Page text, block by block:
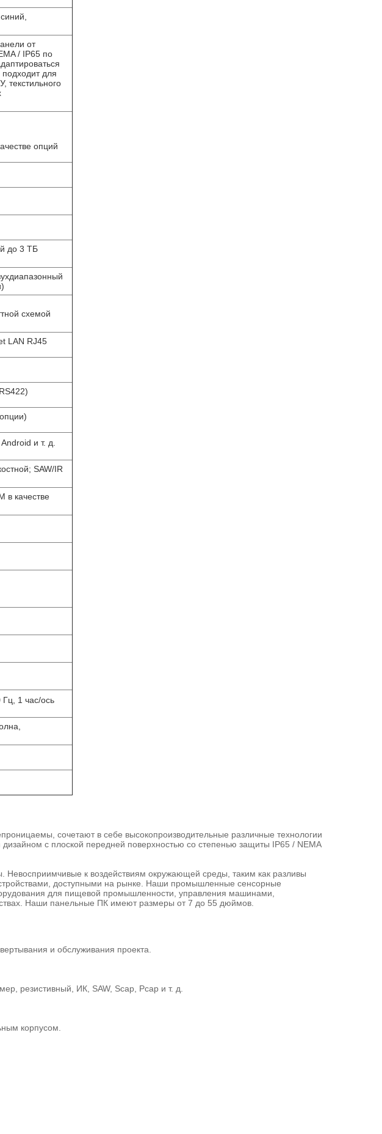
от
/ IP65 по
для
текстильного
опций
до 3 ТБ
схемой
LAN RJ45
и т. д.
SAW/IR
в качестве
1 час/ось
сочетают в себе высокопроизводительные различные технологии
с плоской передней поверхностью со степенью защиты IP65 / NEMA
к воздействиям окружающей среды, таким как разливы
доступными на рынке. Наши промышленные сенсорные
для пищевой промышленности, управления машинами,
Наши панельные ПК имеют размеры от 7 до 55 дюймов.
и обслуживания проекта.
резистивный, ИК, SAW, Scap, Pcap и т. д.
корпусом.